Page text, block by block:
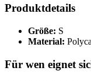
Produktdetails
Größe: S
Material:
Für wen eignet